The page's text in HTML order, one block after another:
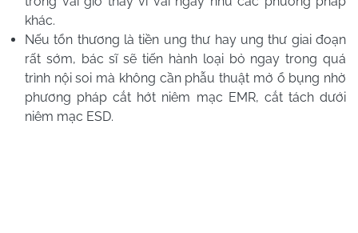
khác.
Nếu tổn thương là tiền ung thư hay ung thư giai đoạn
rất sớm, bác sĩ sẽ tiến hành loại bỏ ngay trong quá
trình nội soi mà không cần phẫu thuật mở ổ bụng nhờ
phương pháp cắt hớt niêm mạc EMR, cắt tách dưới
niêm mạc ESD.